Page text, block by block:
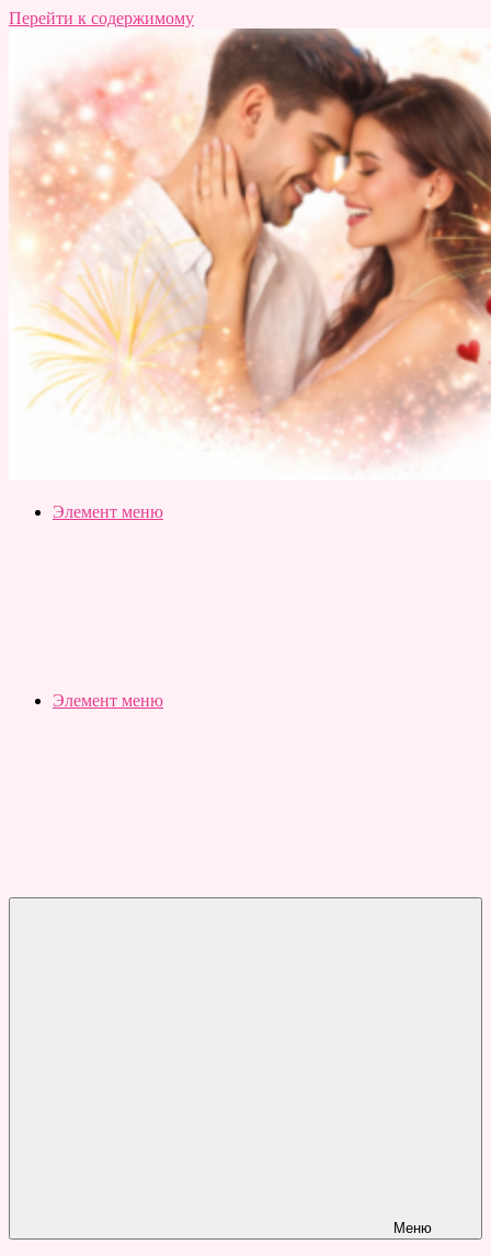
Перейти к содержимому
Slubovju.ru
Бесплатные
Элемент меню
Элемент меню
Меню